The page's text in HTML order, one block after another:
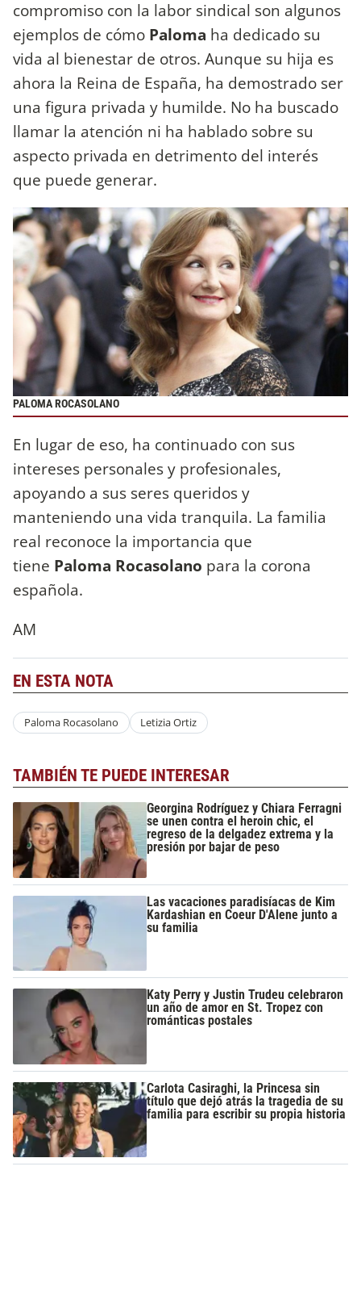
compromiso con la labor sindical son algunos
ejemplos de cómo Paloma ha dedicado su
vida al bienestar de otros. Aunque su hija es
ahora la Reina de España, ha demostrado ser
una figura privada y humilde. No ha buscado
llamar la atención ni ha hablado sobre su
aspecto privada en detrimento del interés
que puede generar.
PALOMA ROCASOLANO
En lugar de eso, ha continuado con sus
intereses personales y profesionales,
apoyando a sus seres queridos y
manteniendo una vida tranquila. La familia
real reconoce la importancia que
tiene Paloma Rocasolano para la corona
española.
AM
EN ESTA NOTA
Paloma Rocasolano Letizia Ortiz
TAMBIÉN TE PUEDE INTERESAR
Georgina Rodríguez y Chiara Ferragni
se unen contra el heroin chic, el
regreso de la delgadez extrema y la
presión por bajar de peso
Las vacaciones paradisíacas de Kim
Kardashian en Coeur D'Alene junto a
su familia
Katy Perry y Justin Trudeu celebraron
un año de amor en St. Tropez con
románticas postales
Carlota Casiraghi, la Princesa sin
título que dejó atrás la tragedia de su
familia para escribir su propia historia